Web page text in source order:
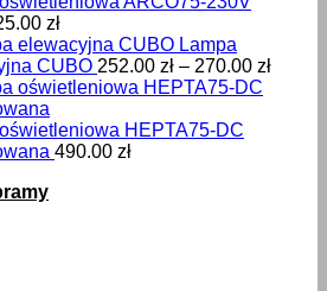
zł
Lampa
CUBO 252.00 zł – 270.00 złZakres
HEPTA75-DC
490.00 zł